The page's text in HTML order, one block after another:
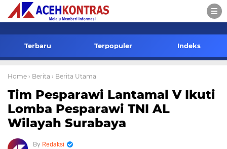
Terbaru Terpopuler Indeks
Home › Berita › Berita Utama
Tim Pesparawi Lantamal V Ikuti
Lomba Pesparawi TNI AL
Wilayah Surabaya
Redaksi